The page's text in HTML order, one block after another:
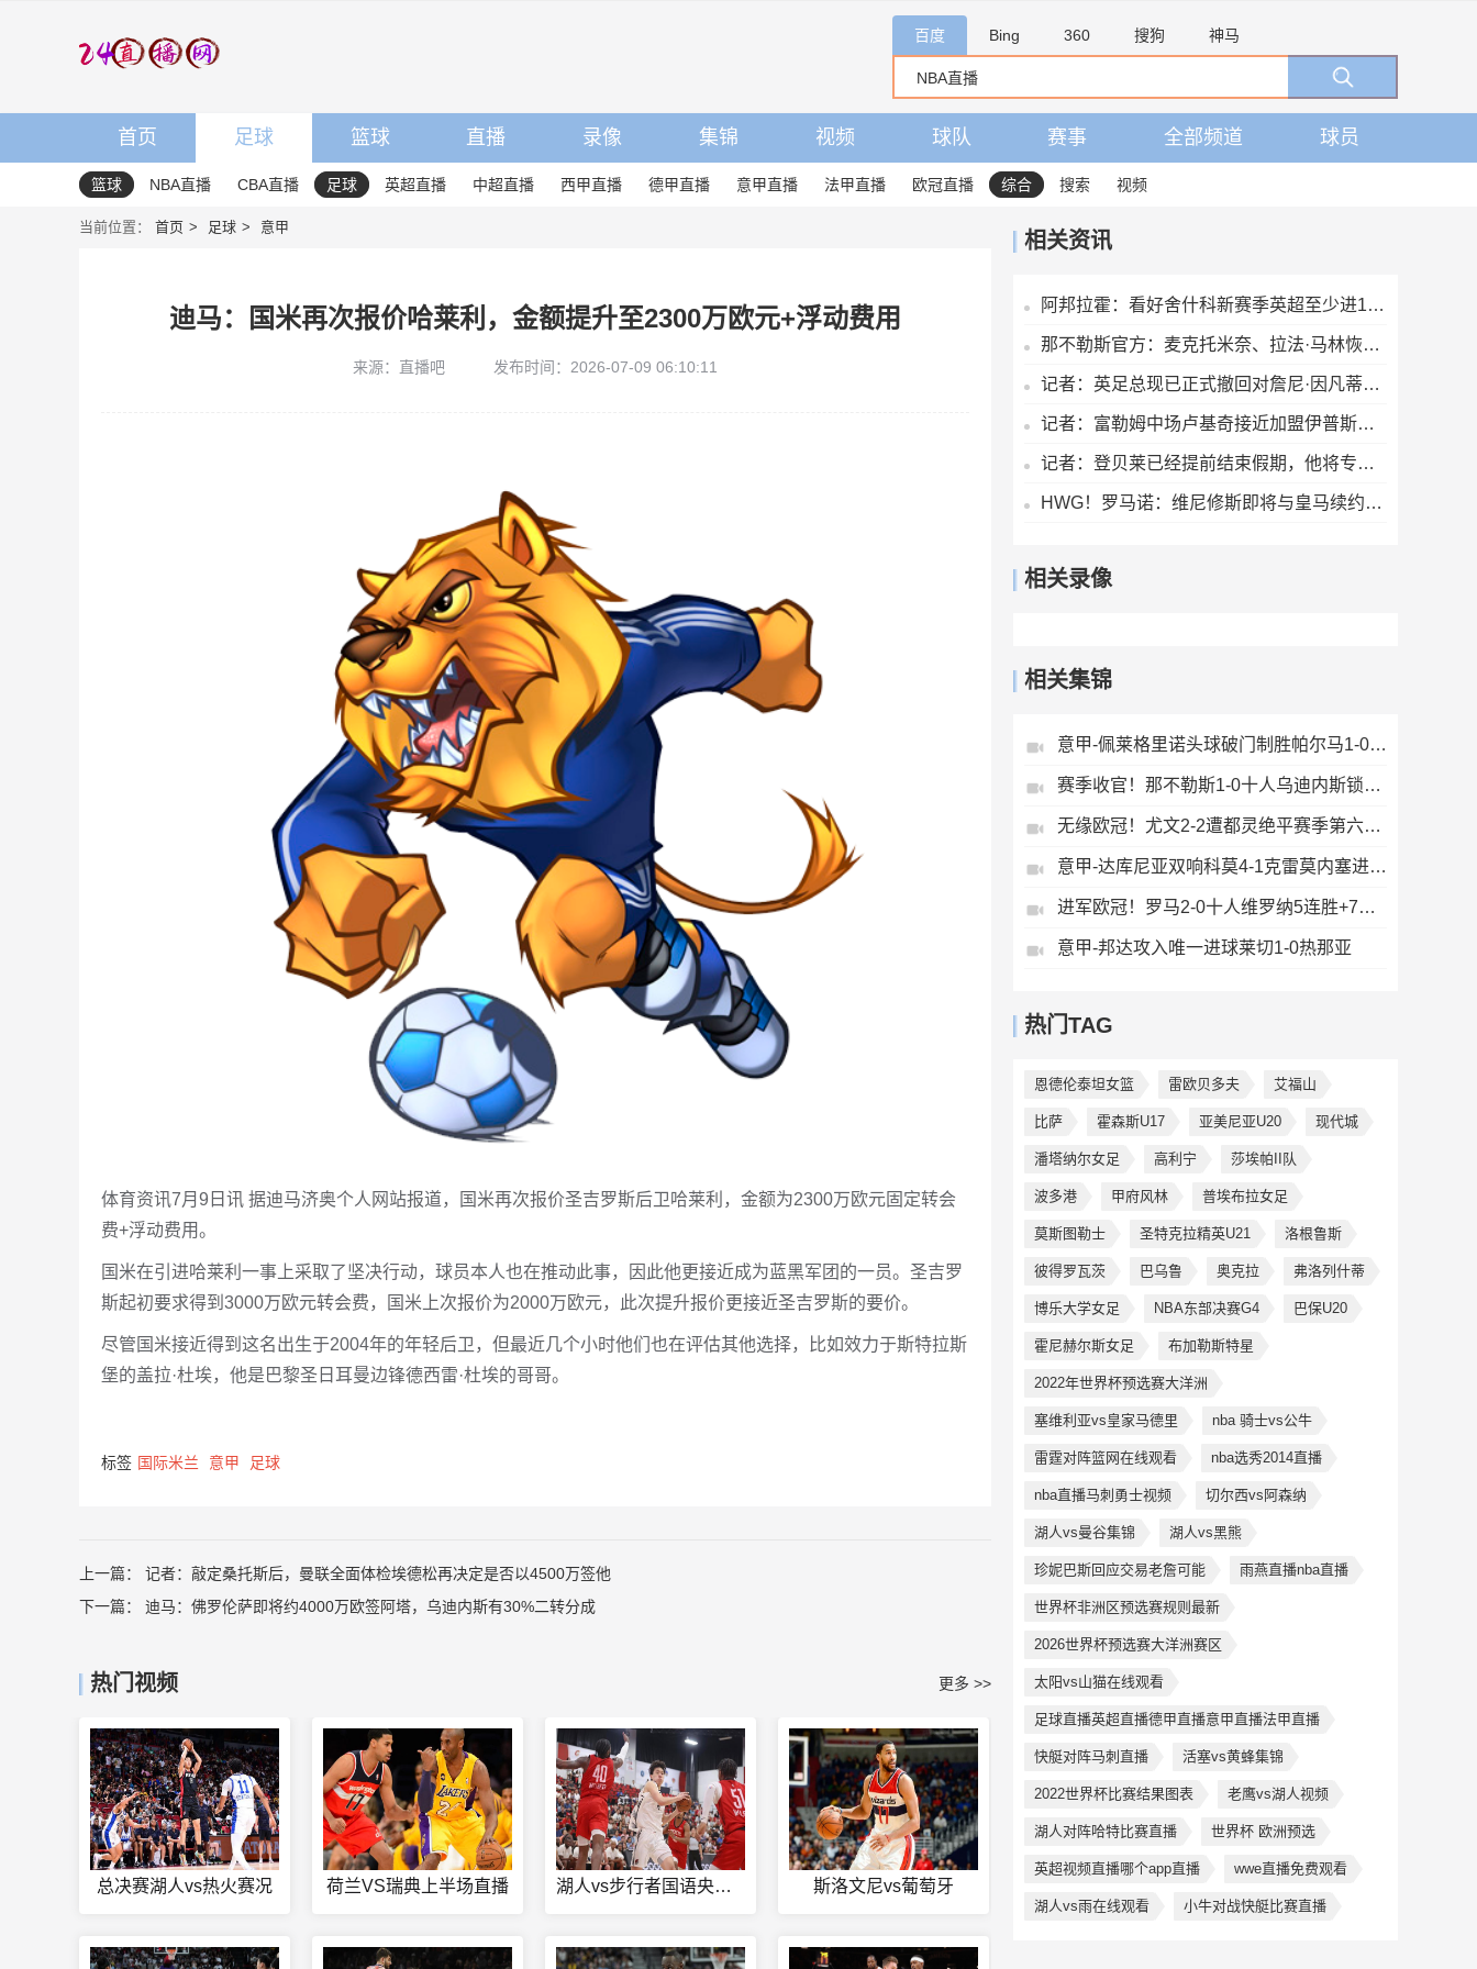
百度 Bing 360 搜狗 神马
首页 足球 篮球 直播 录像 集锦 视频 球队 赛事 全部频道 球员
篮球 NBA直播 CBA直播 足球 英超直播 中超直播 西甲直播 德甲直播 意甲直播 法甲直播 欧冠直播 综合 搜索 视频
当前位置： 首页 足球 意甲
迪马：国米再次报价哈莱利，金额提升至2300万欧元+浮动费用
来源：直播吧 发布时间：2026-07-09 06:10:11
体育资讯7月9日讯 据迪马济奥个人网站报道，国米再次报价圣吉罗斯后卫哈莱利，金额为2300万欧元固定转会
费+浮动费用。
国米在引进哈莱利一事上采取了坚决行动，球员本人也在推动此事，因此他更接近成为蓝黑军团的一员。圣吉罗
斯起初要求得到3000万欧元转会费，国米上次报价为2000万欧元，此次提升报价更接近圣吉罗斯的要价。
尽管国米接近得到这名出生于2004年的年轻后卫，但最近几个小时他们也在评估其他选择，比如效力于斯特拉斯
堡的盖拉·杜埃，他是巴黎圣日耳曼边锋德西雷·杜埃的哥哥。
标签 国际米兰 意甲 足球
上一篇： 记者：敲定桑托斯后，曼联全面体检埃德松再决定是否以4500万签他
下一篇： 迪马：佛罗伦萨即将约4000万欧签阿塔，乌迪内斯有30%二转分成
热门视频 更多 >>
总决赛湖人vs热火赛况 荷兰VS瑞典上半场直播 湖人vs步行者国语央视网 斯洛文尼vs葡萄牙
相关资讯
阿邦拉霍：看好舍什科新赛季英超至少进15球，期待他越踢越好
那不勒斯官方：麦克托米奈、拉法·马林恢复合练
记者：英足总现已正式撤回对詹尼·因凡蒂诺的支持
记者：富勒姆中场卢基奇接近加盟伊普斯维奇，预计周五接受体检
记者：登贝莱已经提前结束假期，他将专注于训练恢复和欧洲超级杯
HWG！罗马诺：维尼修斯即将与皇马续约，签下为期6年的全新合同
相关录像
相关集锦
意甲-佩莱格里诺头球破门制胜帕尔马1-0萨索洛
赛季收官！那不勒斯1-0十人乌迪内斯锁定第二丁丁助攻霍伊伦制胜
无缘欧冠！尤文2-2遭都灵绝平赛季第六收官将战欧联DV9双响
意甲-达库尼亚双响科莫4-1克雷莫内塞进欧冠
进军欧冠！罗马2-0十人维罗纳5连胜+7轮不败第3收官迪巴拉2助攻
意甲-邦达攻入唯一进球莱切1-0热那亚
热门TAG
恩德伦泰坦女篮 雷欧贝多夫 艾福山
比萨 霍森斯U17 亚美尼亚U20 现代城
潘塔纳尔女足 高利宁 莎埃帕II队
波多港 甲府风林 普埃布拉女足
莫斯图勒士 圣特克拉精英U21 洛根鲁斯
彼得罗瓦茨 巴乌鲁 奥克拉 弗洛列什蒂
博乐大学女足 NBA东部决赛G4 巴保U20
霍尼赫尔斯女足 布加勒斯特星
2022年世界杯预选赛大洋洲
塞维利亚vs皇家马德里 nba 骑士vs公牛
雷霆对阵篮网在线观看 nba选秀2014直播
nba直播马刺勇士视频 切尔西vs阿森纳
湖人vs曼谷集锦 湖人vs黑熊
珍妮巴斯回应交易老詹可能 雨燕直播nba直播
世界杯非洲区预选赛规则最新
2026世界杯预选赛大洋洲赛区
太阳vs山猫在线观看
足球直播英超直播德甲直播意甲直播法甲直播
快艇对阵马刺直播 活塞vs黄蜂集锦
2022世界杯比赛结果图表 老鹰vs湖人视频
湖人对阵哈特比赛直播 世界杯 欧洲预选
英超视频直播哪个app直播 wwe直播免费观看
湖人vs雨在线观看 小牛对战快艇比赛直播